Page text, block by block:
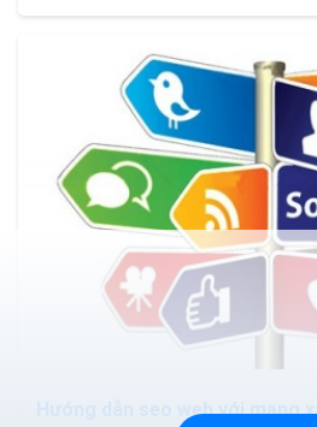
Hướng dẫn seo web với mạng